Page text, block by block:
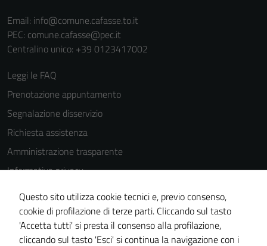
Email: info@comune.cafasse.to.it
PEC: comune.cafasse@pec.it
Centralino unico: +39 0123417002
Leggi le FAQ
Prenotazione appuntamento
Segnalazione disservizio
Richiesta assistenza
Amministrazione trasparente
Informativa privacy
Cookie Policy
Note legali
Dichiarazione di accessibilità
Questo sito utilizza cookie tecnici e, previo consenso,
cookie di profilazione di terze parti. Cliccando sul tasto
'Accetta tutti' si presta il consenso alla profilazione,
cliccando sul tasto 'Esci' si continua la navigazione con i